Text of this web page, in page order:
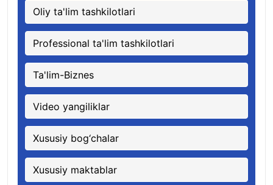
Oliy ta'lim tashkilotlari
Professional ta'lim tashkilotlari
Ta'lim-Biznes
Video yangiliklar
Xususiy bog‘chalar
Xususiy maktablar